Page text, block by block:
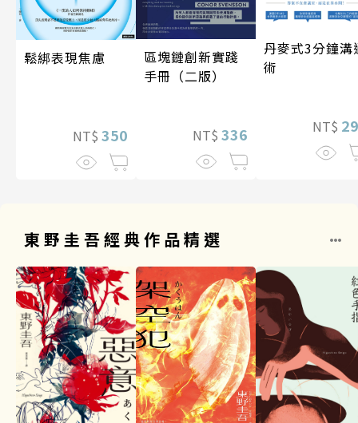
鬆綁表現焦慮
NT$ 350
區塊鏈創新實踐
手冊（二版）
NT$ 336
丹麥式3分鐘溝
術
NT$
東野圭吾經典作品精選